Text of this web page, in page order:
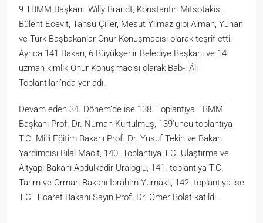
9 TBMM Başkanı, Willy Brandt, Konstantin Mitsotakis,
Bülent Ecevit, Tansu Çiller, Mesut Yılmaz gibi Alman, Yunan
ve Türk Başbakanlar Onur Konuşmacısı olarak teşrif etti.
Ayrıca 141 Bakan, 6 Büyükşehir Belediye Başkanı ve 14
uzman kimlik Onur Konuşmacısı olarak Bab-ı Âli
Toplantıları’nda yer adı.
Devam eden 34. Dönem’de ise 138. Toplantıya TBMM
Başkanı Prof. Dr. Numan Kurtulmuş, 139’uncu toplantıya
T.C. Milli Eğitim Bakanı Prof. Dr. Yusuf Tekin ve Bakan
Yardımcısı Bilal Macit, 140. Toplantıya T.C. Ulaştırma ve
Altyapı Bakanı Abdulkadir Uraloğlu, 141. toplantıya T.C.
Tarım ve Orman Bakanı İbrahim Yumaklı, 142. toplantıya ise
T.C. Ticaret Bakanı Sayın Prof. Dr. Ömer Bolat katıldı.